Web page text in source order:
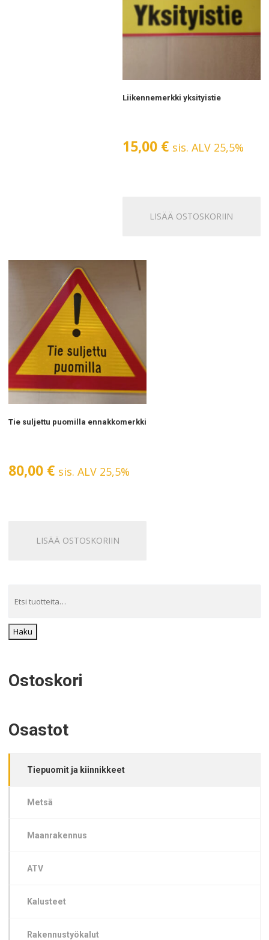
Liikennemerkki yksityistie
15,00 € sis. ALV 25,5%
LISÄÄ OSTOSKORIIN
Tie suljettu puomilla ennakkomerkki
80,00 € sis. ALV 25,5%
LISÄÄ OSTOSKORIIN
Haku
Ostoskori
Osastot
Tiepuomit ja kiinnikkeet
Metsä
Maanrakennus
ATV
Kalusteet
Rakennustyökalut